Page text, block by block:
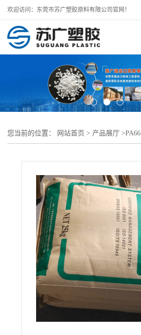
欢迎访问：东莞市苏广塑胶原料有限公司官网！
您当前的位置： 网站首页 > 产品展厅 >PA66